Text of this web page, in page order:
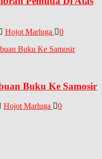
Hojot Marluga 0
Buku Ke Samosir
Hojot Marluga 0